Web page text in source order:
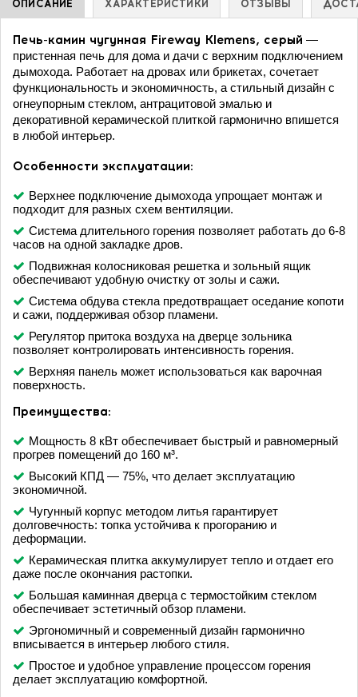
ОПИСАНИЕ ХАРАКТЕРИСТИКИ ОТЗЫВЫ
Печь-камин чугунная Fireway Klemens, серый —
пристенная печь для дома и дачи с верхним подключением
дымохода. Работает на дровах или брикетах, сочетает
функциональность и экономичность, а стильный дизайн с
огнеупорным стеклом, антрацитовой эмалью и
декоративной керамической плиткой гармонично впишется
в любой интерьер.
Особенности эксплуатации:
Верхнее подключение дымохода упрощает монтаж и
подходит для разных схем вентиляции.
Система длительного горения позволяет работать до 6-8
часов на одной закладке дров.
Подвижная колосниковая решетка и зольный ящик
обеспечивают удобную очистку от золы и сажи.
Система обдува стекла предотвращает оседание копоти
и сажи, поддерживая обзор пламени.
Регулятор притока воздуха на дверце зольника
позволяет контролировать интенсивность горения.
Верхняя панель может использоваться как варочная
поверхность.
Преимущества:
Мощность 8 кВт обеспечивает быстрый и равномерный
прогрев помещений до 160 м³.
Высокий КПД — 75%, что делает эксплуатацию
экономичной.
Чугунный корпус методом литья гарантирует
долговечность: топка устойчива к прогоранию и
деформации.
Керамическая плитка аккумулирует тепло и отдает его
даже после окончания растопки.
Большая каминная дверца с термостойким стеклом
обеспечивает эстетичный обзор пламени.
Эргономичный и современный дизайн гармонично
вписывается в интерьер любого стиля.
Простое и удобное управление процессом горения
делает эксплуатацию комфортной.